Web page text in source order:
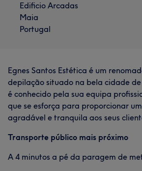
Edificio Arcadas
Maia
Portugal
Egnes Santos Estética é um
depilação situado na bela cidade
é conhecido pela sua equipa
que se esforça para proporcionar
agradável e tranquila aos seus
Transporte público mais próximo
A 4 minutos a pé da paragem de